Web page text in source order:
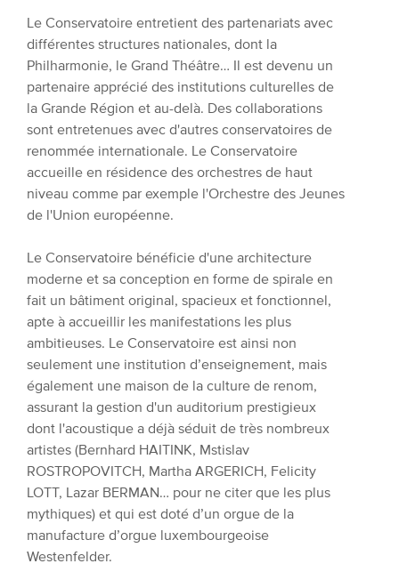
Le Conservatoire entretient des partenariats avec
différentes structures nationales, dont la
Philharmonie, le Grand Théâtre… Il est devenu un
partenaire apprécié des institutions culturelles de
la Grande Région et au-delà. Des collaborations
sont entretenues avec d'autres conservatoires de
renommée internationale. Le Conservatoire
accueille en résidence des orchestres de haut
niveau comme par exemple l'Orchestre des Jeunes
de l'Union européenne.
Le Conservatoire bénéficie d'une architecture
moderne et sa conception en forme de spirale en
fait un bâtiment original, spacieux et fonctionnel,
apte à accueillir les manifestations les plus
ambitieuses. Le Conservatoire est ainsi non
seulement une institution d’enseignement, mais
également une maison de la culture de renom,
assurant la gestion d'un auditorium prestigieux
dont l'acoustique a déjà séduit de très nombreux
artistes (Bernhard HAITINK, Mstislav
ROSTROPOVITCH, Martha ARGERICH, Felicity
LOTT, Lazar BERMAN… pour ne citer que les plus
mythiques) et qui est doté d’un orgue de la
manufacture d’orgue luxembourgeoise
Westenfelder.